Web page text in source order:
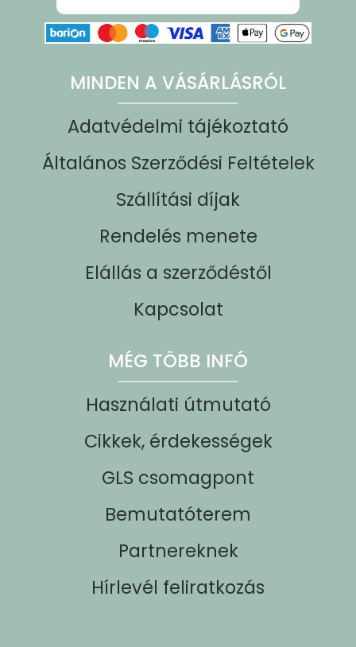
MINDEN A VÁSÁRLÁSRÓL
Adatvédelmi tájékoztató
Általános Szerződési Feltételek
Szállítási díjak
Rendelés menete
Elállás a szerződéstől
Kapcsolat
MÉG TÖBB INFÓ
Használati útmutató
Cikkek, érdekességek
GLS csomagpont
Bemutatóterem
Partnereknek
Hírlevél feliratkozás